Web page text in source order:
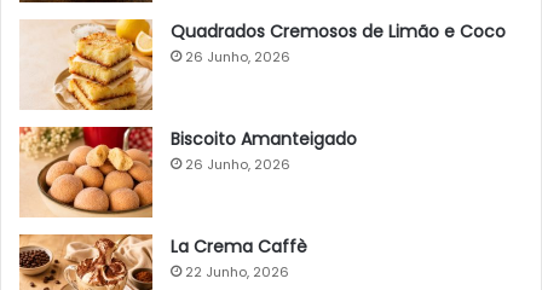
Quadrados Cremosos de Limão e Coco
26 Junho, 2026
Biscoito Amanteigado
26 Junho, 2026
La Crema Caffè
22 Junho, 2026